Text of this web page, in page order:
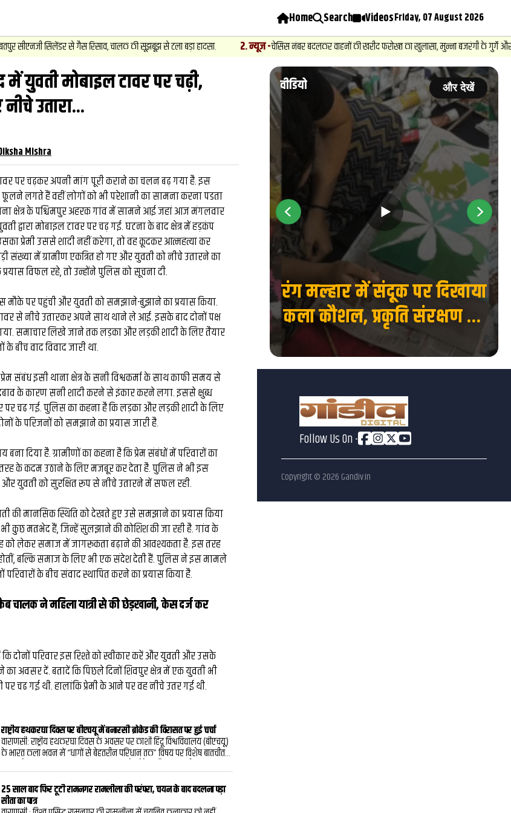
Home Search VideosFriday, 07 August 2026
सिलेंडर से गैस रिसाव, चालक की सूझबूझ से टला बड़ा हादसा. 2 -चेसिस नंबर बदलकर वाहनों की खरीद फरोख्‍त का खुलासा, मुन्ना बजरंगी के गुर्गे और दक्षिण
में युवती मोबाइल टावर पर चढ़ी,
उतारा...
Mishra
पर चढ़कर अपनी मांग पूरी कराने का चलन बढ़ गया है. इस
लगते हैं वहीं लोगों को भी परेशानी का सामना करना पडता
क्षेत्र के पश्चिमपुर अहरक गांव में सामने आई जहां आज मंगलवार
द्वारा मोबाइल टावर पर चढ़ गई. घटना के बाद क्षेत्र में हड़कंप
प्रेमी उससे शादी नहीं करेगा, तो वह कूदकर आत्महत्या कर
संख्या में ग्रामीण एकत्रित हो गए और युवती को नीचे उतारने का
विफल रहे, तो उन्होंने पुलिस को सूचना दी.
पर पहुंची और युवती को समझाने-बुझाने का प्रयास किया.
से नीचे उतारकर अपने साथ थाने ले आई. इसके बाद दोनों पक्ष
समाचार लिखे जाने तक लड़का और लड़की शादी के लिए तैयार
बीच वाद विवाद जारी था.
संबंध इसी थाना क्षेत्र के सनी विश्वकर्मा के साथ काफी समय से
के कारण सनी शादी करने से इंकार करने लगा. इससे क्षुब्ध
पर चढ गई. पुलिस का कहना है कि लड़का और लड़की शादी के लिए
के परिजनों को समझाने का प्रयास जारी है.
दिया है. ग्रामीणों का कहना है कि प्रेम संबंधों में परिवारों का
के कदम उठाने के लिए मजबूर कर देता है. पुलिस ने भी इस
युवती को सुरक्षित रूप से नीचे उतारने में सफल रही.
की मानसिक स्थिति को देखते हुए उसे समझाने का प्रयास किया
भी कुछ मतभेद हैं, जिन्हें सुलझाने की कोशिश की जा रही है. गांव के
को लेकर समाज में जागरूकता बढ़ाने की आवश्यकता है. इस तरह
बल्कि समाज के लिए भी एक संदेश देती हैं. पुलिस ने इस मामले
के बीच संवाद स्थापित करने का प्रयास किया है.
चालक ने महिला यात्री से की छेड़खानी, केस दर्ज कर
दोनों परिवार इस रिश्ते को स्वीकार करें और युवती और उसके
अवसर दें. बतादें कि पिछले दिनों शिवपुर क्षेत्र में एक युवती भी
पर चढ गई थी. हालांकि प्रेमी के आने पर वह नीचे उतर गई थी.
राष्ट्रीय हथकरघा दिवस पर बीएचयू में बनारसी ब्रोकेड की विरासत पर हुई चर्चा
वाराणसी: राष्ट्रीय हथकरघा दिवस के अवसर पर काशी हिंदू विश्वविद्यालय (बीएचयू)
के भारत कला भवन में “धागों से बेहतरीन परिधान तक” विषय पर विशेष बातचीत
समृद्ध परंपरा, उनकी बारीक कारीगरी तथा बदलते दौर में हथकरघा की प्रासंगिकता
पर चर्चा हुई।कार्यक्रम में राष्ट्रीय एवं संत कबीर पुरस्कार से सम्मानित बुनकर
कमालुद्दीन अंसारी और युवा कलाकार मोहम्मद मुज़म्मिल ने हथकरघा के महत्व
25 साल बाद फिर टूटी रामनगर रामलीला की परंपरा, चयन के बाद बदलना पड़ा
सीता का पात्र
वीडियो
मिस्टर बीस्ट से दो घंटे की
बातचीत, फिर छोड़ी ₹26 लाख की
नौकरी: कैसे हैरी उप्पल बने देश
के बड़े फूड व्लॉगर...
वीडियो और देखें
रंग मल्हार में संदूक पर दिखाया
कला कौशल, प्रकृति संरक्षण का
दिया संदेश...
Follow Us On -
Copyright © 2026 Gandiv.in